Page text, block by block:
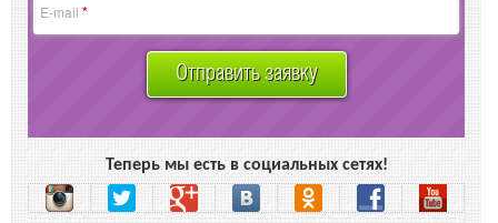
E-mail *
Отправить заявку
Теперь мы есть в социальных сетях!